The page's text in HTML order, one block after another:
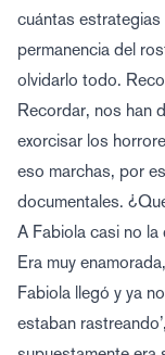
cuántas
permanencia del
olvidarlo todo.
Recordar, nos han
exorcisar los
eso marchas, por
documentales.
A Fabiola casi no
Era muy
Fabiola llegó y ya
estaban